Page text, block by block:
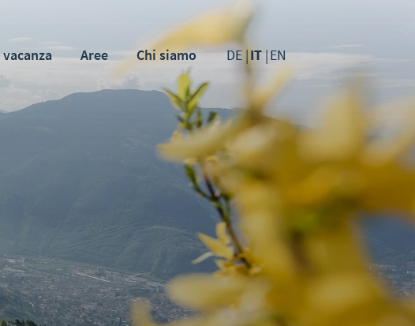
Aree Chi siamo DE IT EN